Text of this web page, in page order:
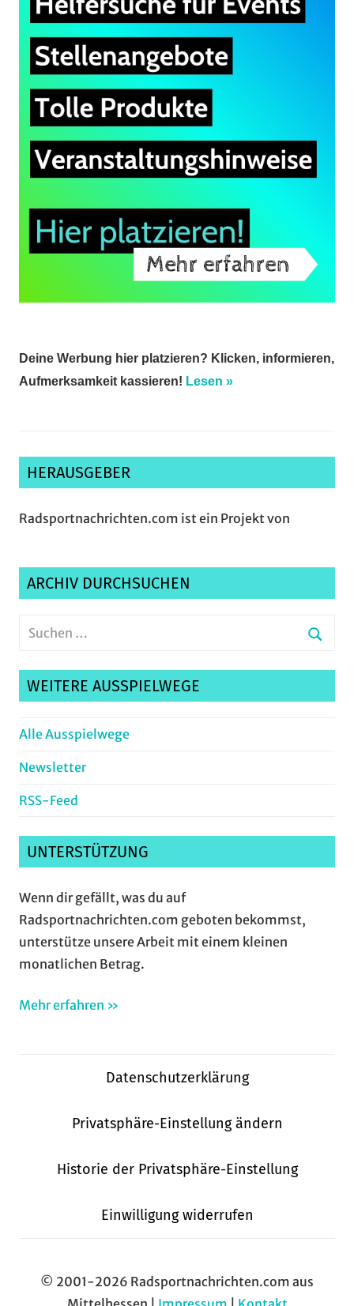
Deine Werbung hier platzieren? Klicken, informieren,
Aufmerksamkeit kassieren! Lesen »
HERAUSGEBER
Radsportnachrichten.com ist ein Projekt von
ARCHIV DURCHSUCHEN
Suchen
WEITERE AUSSPIELWEGE
Alle Ausspielwege
Newsletter
RSS-Feed
UNTERSTÜTZUNG
Wenn dir gefällt, was du auf
Radsportnachrichten.com geboten bekommst,
unterstütze unsere Arbeit mit einem kleinen
monatlichen Betrag.
Mehr erfahren »
Datenschutzerklärung
Privatsphäre-Einstellung ändern
Historie der Privatsphäre-Einstellung
Einwilligung widerrufen
© 2001-2026 Radsportnachrichten.com aus